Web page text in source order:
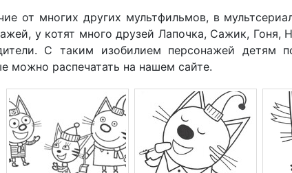
от многих других мультфильмов, в
у котят много друзей Лапочка, Сажик,
С таким изобилием персонажей детям
можно распечатать на нашем сайте.